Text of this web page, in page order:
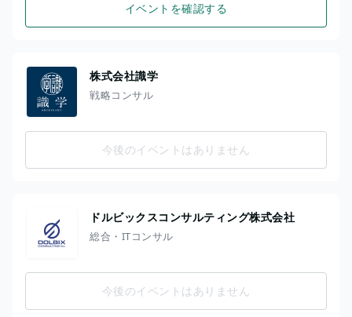
イベントを確認する
株式会社識学
戦略コンサル
今後のイベントはありません
ドルビックスコンサルティング株式会社
総合・ITコンサル
今後のイベントはありません